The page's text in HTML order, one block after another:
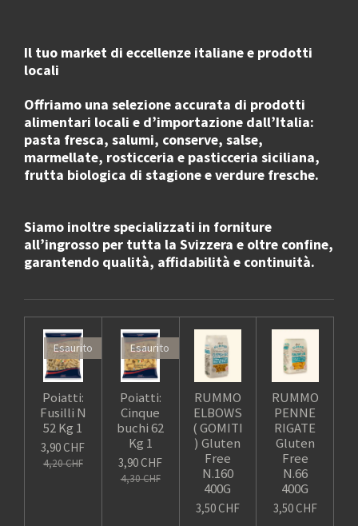
Il tuo market di eccellenze italiane e prodotti
locali
Offriamo una selezione accurata di prodotti
alimentari locali e d’importazione dall’Italia:
pasta fresca, salumi, conserve, salse,
marmellate, rosticceria e pasticceria siciliana,
frutta biologica di stagione e verdure fresche.
Siamo inoltre specializzati in forniture
all’ingrosso per tutta la Svizzera e oltre confine,
garantendo qualità, affidabilità e continuità.
Esaurito
Poiatti:
Fusilli N
52 Kg 1
3,90 CHF
4,20 CHF
Esaurito
Poiatti:
Cinque
buchi 62
Kg 1
3,90 CHF
4,30 CHF
RUMMO
ELBOWS
( GOMITI
) Gluten
Free
N.160
400G
3,50 CHF
RUMMO
PENNE
RIGATE
Gluten
Free
N.66
400G
3,50 CHF